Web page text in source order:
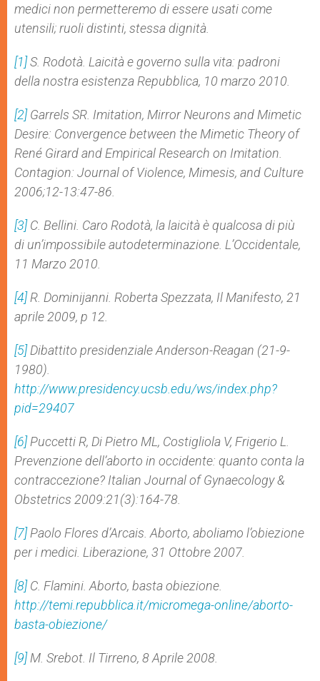
medici non permetteremo di essere usati come
utensili; ruoli distinti, stessa dignità.
[1]S. Rodotà. Laicità e governo sulla vita: padroni
della nostra esistenza Repubblica, 10 marzo 2010.
[2] Garrels SR. Imitation, Mirror Neurons and Mimetic
Desire: Convergence between the Mimetic Theory of
René Girard and Empirical Research on Imitation.
Contagion: Journal of Violence, Mimesis, and Culture
2006;12-13:47-86.
[3] C. Bellini. Caro Rodotà, la laicità è qualcosa di più
di un’impossibile autodeterminazione. L’Occidentale,
11 Marzo 2010.
[4] R. Dominijanni. Roberta Spezzata, Il Manifesto, 21
aprile 2009, p 12.
[5] Dibattito presidenziale Anderson-Reagan (21-9-
1980).
http://www.presidency.ucsb.edu/ws/index.php?
pid=29407
[6] Puccetti R, Di Pietro ML, Costigliola V, Frigerio L.
Prevenzione dell’aborto in occidente: quanto conta la
contraccezione? Italian Journal of Gynaecology &
Obstetrics 2009:21(3):164-78.
[7] Paolo Flores d’Arcais. Aborto, aboliamo l’obiezione
per i medici. Liberazione, 31 Ottobre 2007.
[8] C. Flamini. Aborto, basta obiezione.
http://temi.repubblica.it/micromega-online/aborto-
basta-obiezione/
[9] M. Srebot. Il Tirreno, 8 Aprile 2008.